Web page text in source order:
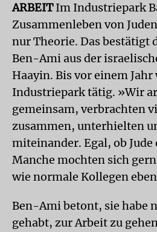
ARBEITIm Industriepark
Zusammenleben von
nur Theorie. Das bestätigt
Ben-Ami aus der
Haayin. Bis vor einem Jahr
Industriepark tätig. »Wir
gemeinsam, verbrachten
zusammen, unterhielten
miteinander. Egal, ob Jude
Manche mochten sich
wie normale Kollegen
Ben-Ami betont, sie habe
gehabt, zur Arbeit zu